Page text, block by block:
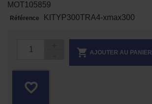
MOT105859
Référence KITYP300TRA4-xmax300
 AJOUTER AU PANIER
favorite_border